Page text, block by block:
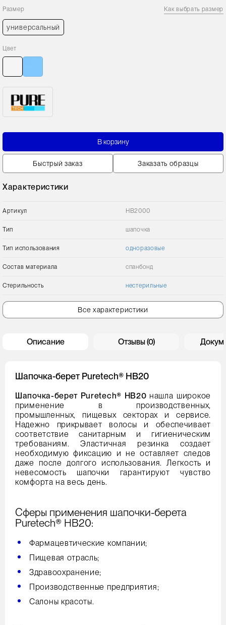
Размер Как выбрать размер
универсальный
Цвет
В корзину
Быстрый заказ Заказать образцы
Характеристики
Артикул HB2000
Тип шапочка
Тип использования одноразовые
Состав материала спанбонд
Стерильность нестерильные
Все характеристики
Описание Отзывы (0)
Шапочка-берет Puretech® HB20
Шапочка-берет Puretech® HB20 нашла широкое
применение в производственных,
промышленных, пищевых секторах и сервисе.
Надежно прикрывает волосы и обеспечивает
соответствие санитарным и гигиеническим
требованиям. Эластичная резинка создает
необходимую фиксацию и не оставляет следов
даже после долгого использования. Легкость и
невесомость шапочки гарантируют чувство
комфорта на весь день.
Сферы применения шапочки-берета
Puretech® HB20:
Фармацевтические компании;
Пищевая отрасль;
Здравоохранение;
Производственные предприятия;
Салоны красоты.